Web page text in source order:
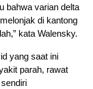
bahwa varian delta
di kantong
kata Walensky.
yang saat ini
parah, rawat